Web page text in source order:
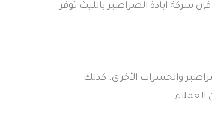
شركة ابادة الصراصير بالليث توفر
والحشرات الأخرى. كذلك